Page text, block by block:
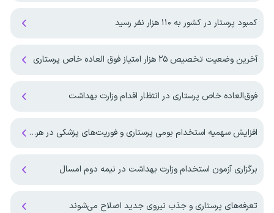
کمبود پرستار در کشور به ۱۱۰ هزار نفر رسید
آخرین وضعیت تخصیص ۲۵ هزار امتیاز فوق العاده خاص پرستاری
فوق‌العاده خاص پرستاری در انتظار اقدام وزارت بهداشت
افزایش سهمیه استخدام بومی پرستاری و فوریت‌های پزشکی در هرمزگان
برگزاری آزمون استخدام وزارت بهداشت در نیمه دوم امسال
تعرفه‌های پرستاری و جذب نیروی جدید اصلاح می‌شوند